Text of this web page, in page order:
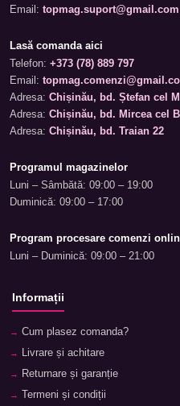
Email: topmag.suport@gmail.com
Lasă comanda aici
Telefon: +373 (78) 889 797
Email:
Adresa: Chișinău, bd. Ștefan cel
Adresa: Chișinău, bd. Mircea cel
Adresa: Chișinău, bd. Traian 22
Programul magazinelor
Luni – Sâmbătă: 09:00 – 19:00
Duminică: 09:00 – 17:00
Program procesare comenzi
Luni – Duminică: 09:00 – 21:00
Informații
Cum plasez comanda?
Livrare și achitare
Returnare și garanție
Termeni și condiții